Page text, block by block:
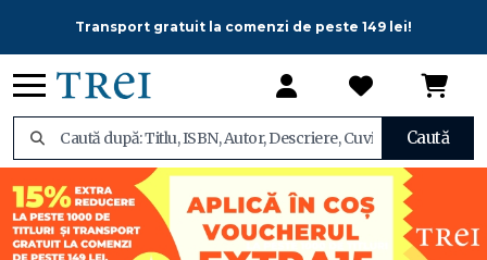
Transport gratuit la comenzi de peste 149 lei!
Caută